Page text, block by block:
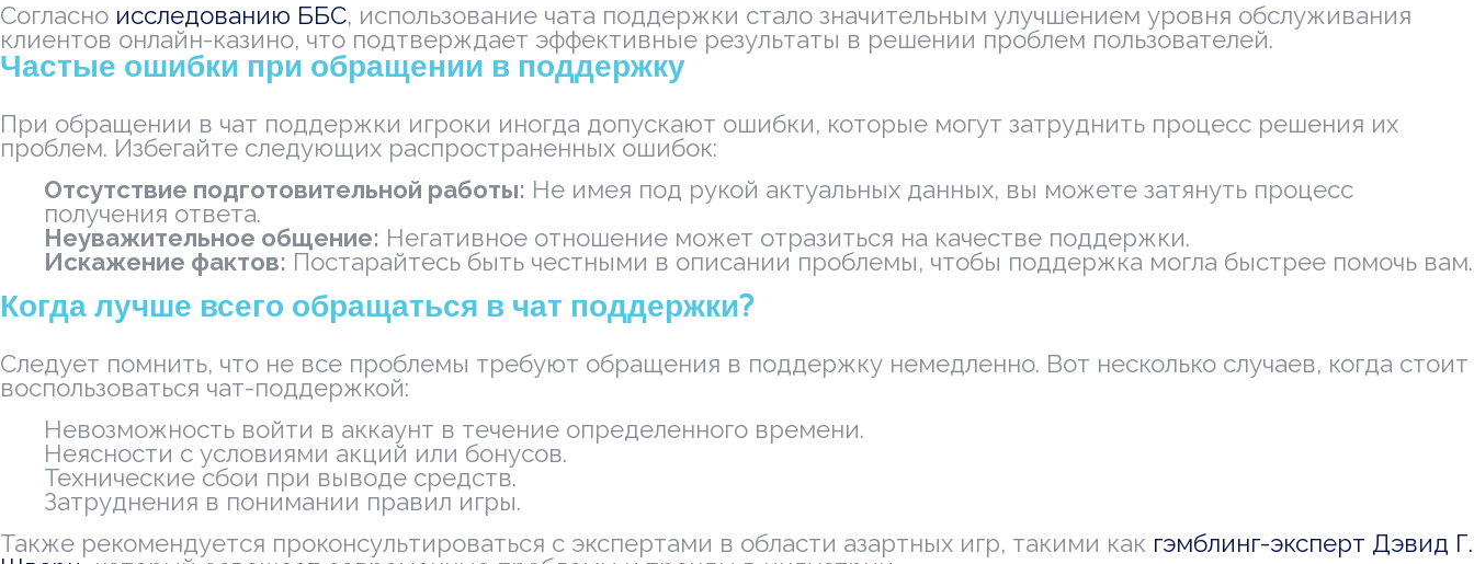
Согласно исследованию ББС, использование чата поддержки стало значительным улучшением уровня обслуживания
клиентов онлайн-казино, что подтверждает эффективные результаты в решении проблем пользователей.
Частые ошибки при обращении в поддержку
При обращении в чат поддержки игроки иногда допускают ошибки, которые могут затруднить процесс решения их
проблем. Избегайте следующих распространенных ошибок:
Отсутствие подготовительной работы: Не имея под рукой актуальных данных, вы можете затянуть процесс
получения ответа.
Неуважительное общение: Негативное отношение может отразиться на качестве поддержки.
Искажение фактов: Постарайтесь быть честными в описании проблемы, чтобы поддержка могла быстрее помочь вам.
Когда лучше всего обращаться в чат поддержки?
Следует помнить, что не все проблемы требуют обращения в поддержку немедленно. Вот несколько случаев, когда стоит
воспользоваться чат-поддержкой:
Невозможность войти в аккаунт в течение определенного времени.
Неясности с условиями акций или бонусов.
Технические сбои при выводе средств.
Затруднения в понимании правил игры.
Также рекомендуется проконсультироваться с экспертами в области азартных игр, такими как гэмблинг-эксперт Дэвид Г.